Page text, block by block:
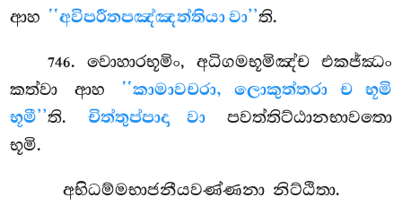
ආහ ‘‘අවිපරීතපඤ්ඤත්තියා වා’’ති.
746. වොහාරභූමිං, අධිගමභූමිඤ්ච එකජ්ඣං
කත්වා ආහ ‘‘කාමාවචරා, ලොකුත්තරා ච භූමි
භූමී’’ති. චිත්තුප්පාදා වා පවත්තිට්ඨානභාවතො
භූමි.
අභිධම්මභාජනීයවණ්ණනා නිට්ඨිතා.